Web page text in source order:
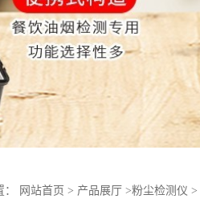
： 网站首页 > 产品展厅 >粉尘检测仪 >